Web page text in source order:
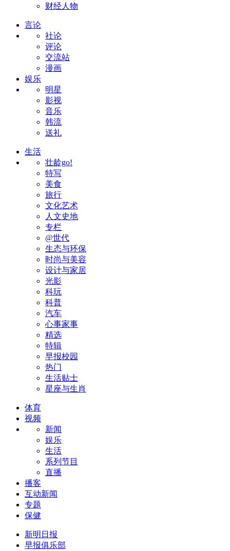
财经人物
言论
社论
评论
交流站
漫画
娱乐
明星
影视
音乐
韩流
送礼
生活
壮龄go!
特写
美食
旅行
文化艺术
人文史地
专栏
@世代
生态与环保
时尚与美容
设计与家居
光影
科玩
科普
汽车
心事家事
精选
特辑
早报校园
热门
生活贴士
星座与生肖
体育
视频
新闻
娱乐
生活
系列节目
直播
播客
互动新闻
专题
保健
新明日报
早报俱乐部